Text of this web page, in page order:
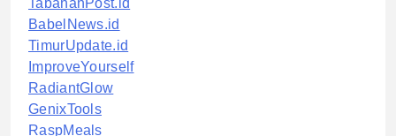
BabelNews.id
TimurUpdate.id
ImproveYourself
RadiantGlow
GenixTools
RaspMeals